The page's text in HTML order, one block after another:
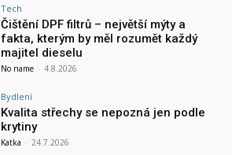
Tech
Čištění DPF filtrů – největší mýty a
fakta, kterým by měl rozumět každý
majitel dieselu
No name - 4.8.2026
Bydlení
Kvalita střechy se nepozná jen podle
krytiny
Katka - 24.7.2026